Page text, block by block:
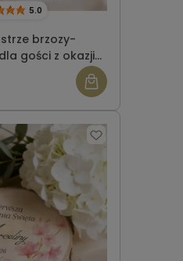
brzozy-
gości z okazji
5.0